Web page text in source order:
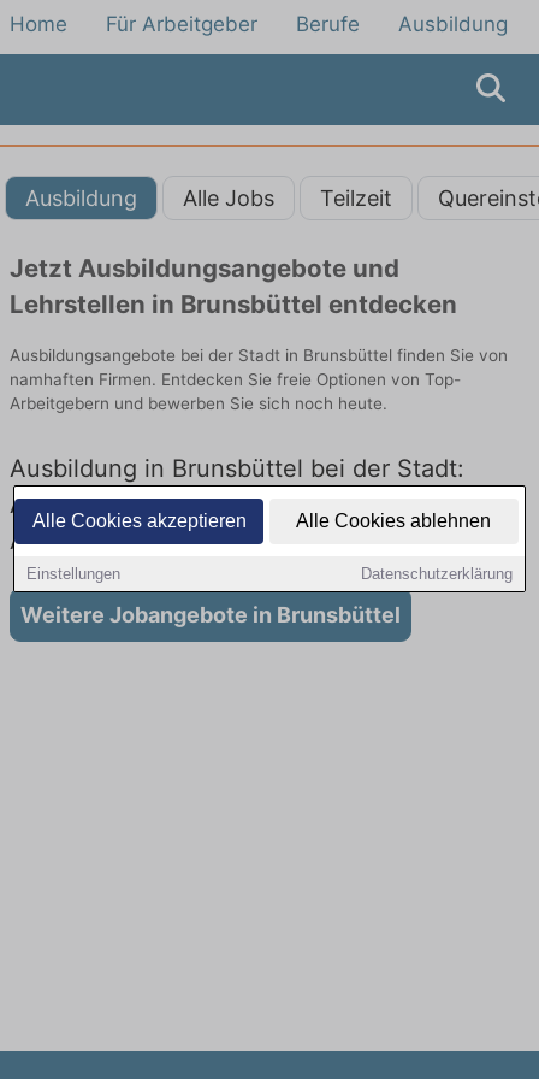
Alle Cookies akzeptieren Alle Cookies ablehnen
Einstellungen Datenschutzerklärung
Home Für Arbeitgeber Berufe Ausbildung
Ausbildung Alle Jobs Teilzeit
Jetzt Ausbildungsangebote und
Lehrstellen in Brunsbüttel entdecken
Ausbildungsangebote bei der Stadt in Brunsbüttel finden Sie von
namhaften Firmen. Entdecken Sie freie Optionen von Top-
Arbeitgebern und bewerben Sie sich noch heute.
Ausbildung in Brunsbüttel bei der Stadt:
Aktuell gibt es keine Stellenangebote für
Ausbildung in Brunsbüttel
Weitere Jobangebote in Brunsbüttel